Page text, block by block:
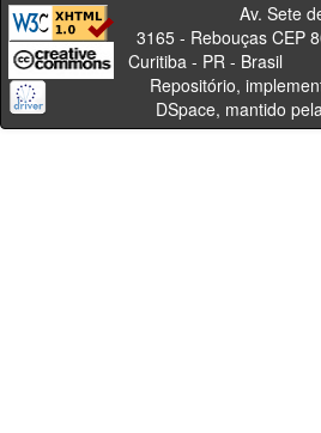
Av. Sete de
3165 - Rebouças CEP
Curitiba - PR
Repositório,
DSpace, mantido